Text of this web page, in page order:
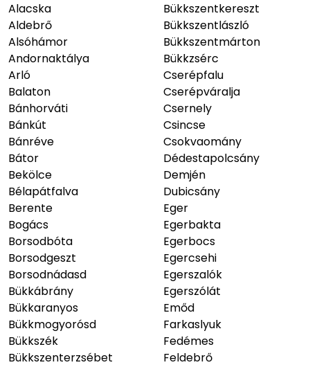
Alacska
Aldebrő
Alsóhámor
Andornaktálya
Arló
Balaton
Bánhorváti
Bánkút
Bánréve
Bátor
Bekölce
Bélapátfalva
Berente
Bogács
Borsodbóta
Borsodgeszt
Borsodnádasd
Bükkábrány
Bükkaranyos
Bükkmogyorósd
Bükkszék
Bükkszenterzsébet
Bükkszentkereszt
Bükkszentlászló
Bükkszentmárton
Bükkzsérc
Cserépfalu
Cserépváralja
Csernely
Csincse
Csokvaomány
Dédestapolcsány
Demjén
Dubicsány
Eger
Egerbakta
Egerbocs
Egercsehi
Egerszalók
Egerszólát
Emőd
Farkaslyuk
Fedémes
Feldebrő